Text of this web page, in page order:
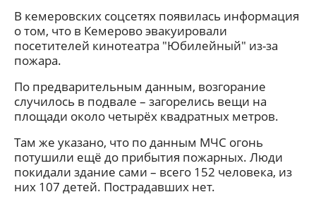
В кемеровских соцсетях появилась информация
о том, что в Кемерово эвакуировали
посетителей кинотеатра "Юбилейный" из-за
пожара.
По предварительным данным, возгорание
случилось в подвале – загорелись вещи на
площади около четырёх квадратных метров.
Там же указано, что по данным МЧС огонь
потушили ещё до прибытия пожарных. Люди
покидали здание сами – всего 152 человека, из
них 107 детей. Пострадавших нет.